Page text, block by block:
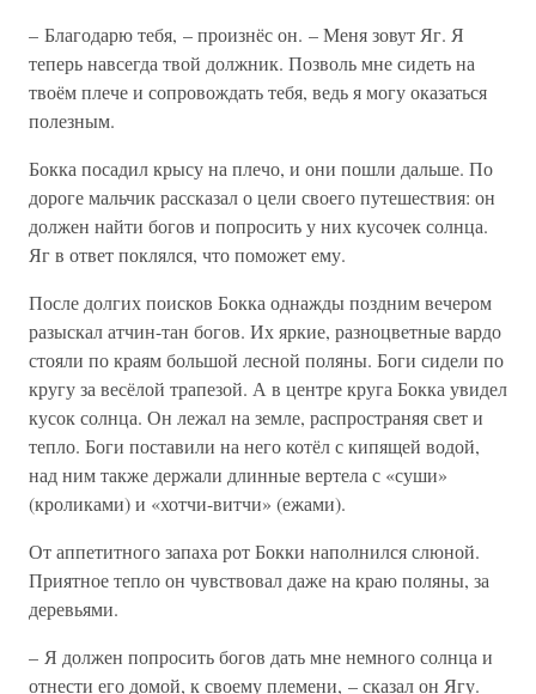
– Благодарю тебя, – произнёс он. – Меня зовут Яг. Я
теперь навсегда твой должник. Позволь мне сидеть на
твоём плече и сопровождать тебя, ведь я могу оказаться
полезным.
Бокка посадил крысу на плечо, и они пошли дальше. По
дороге мальчик рассказал о цели своего путешествия: он
должен найти богов и попросить у них кусочек солнца.
Яг в ответ поклялся, что поможет ему.
После долгих поисков Бокка однажды поздним вечером
разыскал атчин-тан богов. Их яркие, разноцветные вардо
стояли по краям большой лесной поляны. Боги сидели по
кругу за весёлой трапезой. А в центре круга Бокка увидел
кусок солнца. Он лежал на земле, распространяя свет и
тепло. Боги поставили на него котёл с кипящей водой,
над ним также держали длинные вертела с «суши»
(кроликами) и «хотчи-витчи» (ежами).
От аппетитного запаха рот Бокки наполнился слюной.
Приятное тепло он чувствовал даже на краю поляны, за
деревьями.
– Я должен попросить богов дать мне немного солнца и
отнести его домой, к своему племени, – сказал он Ягу.